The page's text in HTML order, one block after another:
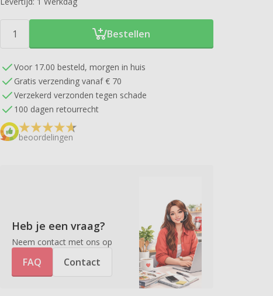
Bestellen
Voor 17.00 besteld, morgen in huis
Gratis verzending vanaf € 70
Verzekerd verzonden tegen schade
100 dagen retourrecht
beoordelingen
Heb je een vraag?
Neem contact met ons op
FAQ Contact